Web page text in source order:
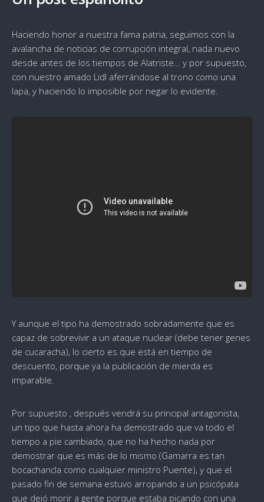
Haciendo honor a nuestra fama patria, seguimos con la
avalancha de noticias de corrupción integral, nada nuevo
desde antes de los tiempos de Alatriste… y por supuesto,
con nuestro amado Lidl aferrándose al trono como una
lapa, y haciendo lo imposible por negar lo evidente.
Y aunque el tipo ha demostrado sobradamente que es
capaz de sobrevivir a un ataque nuclear (debe tener genes
de cucaracha), lo cierto es que está en tiempo de
descuento, porque ya la publicación de mierda es
imparable.
Por supuesto , después vendrá su principal antagonista,
un tipo que hasta ahora ha demostrado que va todo el
tiempo a pie cambiado, que no ha hecho nada por
demostrar que es más de lo mismo (Gamarra es tan
bocachancla como cualquier ministro Puente), y que el
pasado fin de semana estuvo arropando a un psicópata
que dejó morir a gente porque estaba picando con una